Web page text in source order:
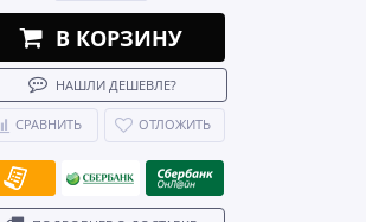
В КОРЗИНУ
НАШЛИ ДЕШЕВЛЕ?
СРАВНИТЬ ОТЛОЖИТЬ